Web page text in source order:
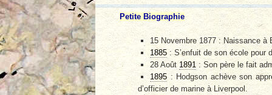
Petite Biographie
15 Novembre 1877 : Naissance à
1885 : S’enfuit de son école pour
28 Août 1891: Son père le fait
1895 : Hodgson achève son
d’officier de marine à Liverpool.